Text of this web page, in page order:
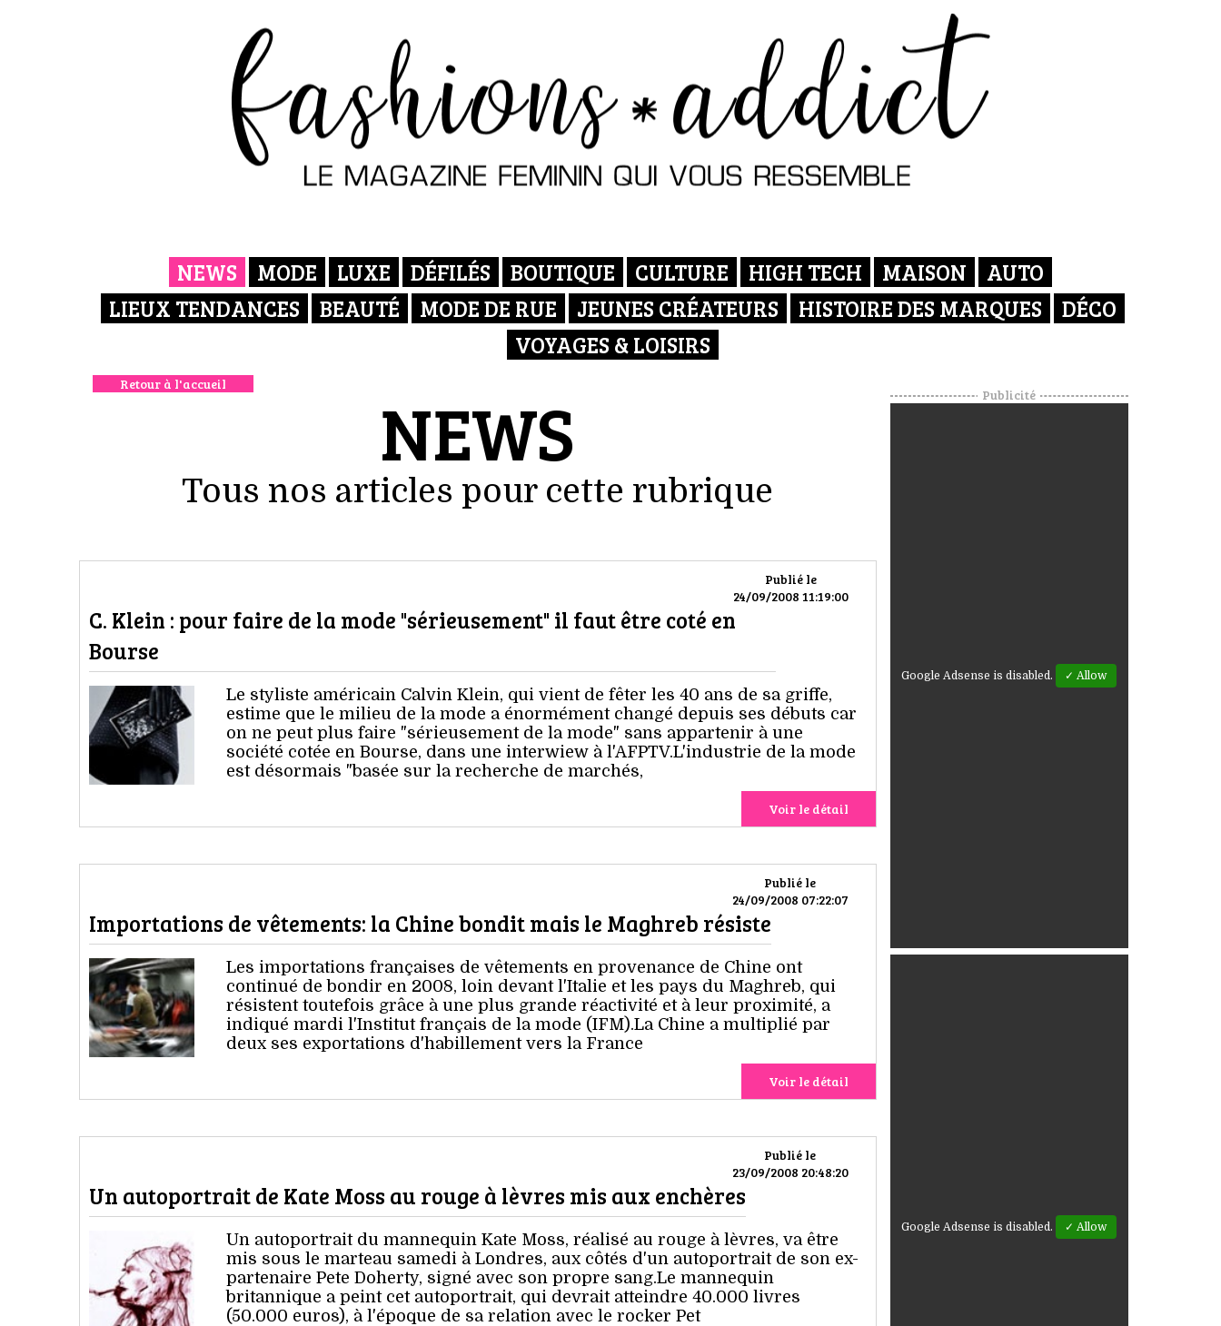
NEWS MODE LUXE DÉFILÉS BOUTIQUE CULTURE HIGH TECH MAISON
AUTO
LIEUX TENDANCES
BEAUTÉ MODE DE RUE JEUNES CRÉATEURS HISTOIRE DES MARQUES
DÉCO
VOYAGES & LOISIRS
Retour à l'accueil NEWS
Tous nos articles pour cette rubrique
Publié le
24/09/2008 11:19:00
C. Klein : pour faire de la mode "sérieusement" il faut être coté en
Bourse
Le styliste américain Calvin Klein, qui vient de fêter les 40 ans de sa griffe,
estime que le milieu de la mode a énormément changé depuis ses débuts car
on ne peut plus faire "sérieusement de la mode" sans appartenir à une
société cotée en Bourse, dans une interwiew à l'AFPTV.L'industrie de la mode
est désormais "basée sur la recherche de marchés,
Voir le détail
Publié le
24/09/2008 07:22:07
Importations de vêtements: la Chine bondit mais le Maghreb résiste
Les importations françaises de vêtements en provenance de Chine ont
continué de bondir en 2008, loin devant l'Italie et les pays du Maghreb, qui
résistent toutefois grâce à une plus grande réactivité et à leur proximité, a
indiqué mardi l'Institut français de la mode (IFM).La Chine a multiplié par
deux ses exportations d'habillement vers la France
Voir le détail
Publié le
23/09/2008 20:48:20
Un autoportrait de Kate Moss au rouge à lèvres mis aux enchères
Un autoportrait du mannequin Kate Moss, réalisé au rouge à lèvres, va être
mis sous le marteau samedi à Londres, aux côtés d'un autoportrait de son ex-
partenaire Pete Doherty, signé avec son propre sang.Le mannequin
britannique a peint cet autoportrait, qui devrait atteindre 40.000 livres
(50.000 euros), à l'époque de sa relation avec le rocker Pet
Publicité
Google Adsense is disabled. ✓ Allow
Google Adsense is disabled. ✓ Allow